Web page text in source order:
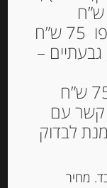
–
–
קשר עם
5757901 על מנת לבדוק
מחיר